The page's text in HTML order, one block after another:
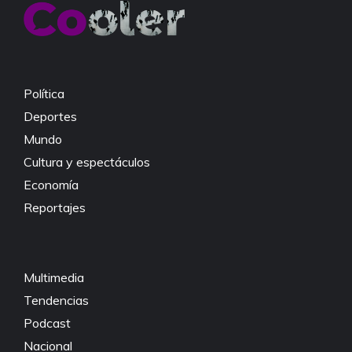
o
p n
Política
Deportes
Mundo
Cultura y espectáculos
Economía
Reportajes
Multimedia
Tendencias
Podcast
Nacional